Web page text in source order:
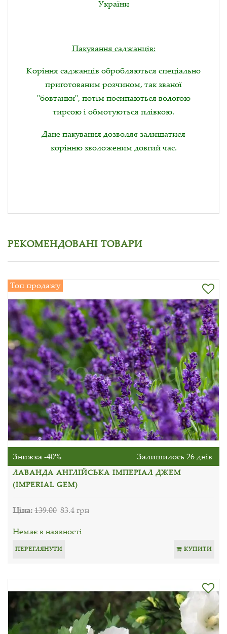
України
Пакування саджанців:
Коріння саджанців обробляються спеціально
приготованим розчином, так званої
"бовтанки", потім посипаються вологою
тирсою і обмотуються плівкою.
Дане пакування дозволяє залишатися
корінню зволоженим довгий час.
РЕКОМЕНДОВАНІ ТОВАРИ
Топ продажу
Знижка -40% Залишилось 26 днів
ЛАВАНДА АНГЛІЙСЬКА ІМПЕРІАЛ ДЖЕМ
(IMPERIAL GEM)
Ціна:139.00 83.4 грн
Немає в наявності
ПЕРЕГЛЯНУТИ КУПИТИ